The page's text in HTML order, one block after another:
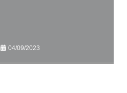
04/09/2023